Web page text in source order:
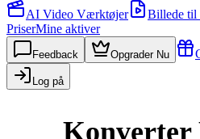
AI Video Værktøjer Billede til
PriserMine aktiver
Feedback Opgrader Nu
Log på
Konverter